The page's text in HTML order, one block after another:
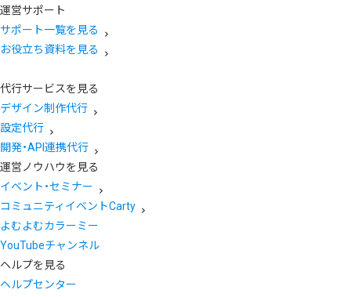
運営サポート
サポート一覧を見る
お役立ち資料を見る
代行サービスを見る
デザイン制作代行
設定代行
開発・API連携代行
運営ノウハウを見る
イベント・セミナー
コミュニティイベントCarty
よむよむカラーミー
YouTubeチャンネル
ヘルプを見る
ヘルプセンター